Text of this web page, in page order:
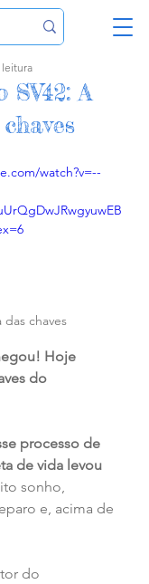
SV42: A
leitura
watch?v=--
chaves
Hoje
do
processo de
de vida levou
sonho,
e, acima de
do